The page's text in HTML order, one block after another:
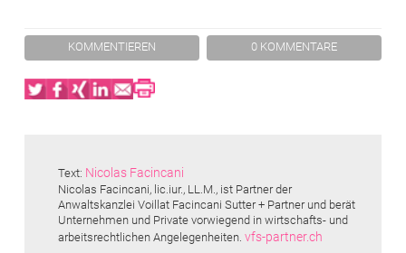
KOMMENTIEREN 0 KOMMENTARE
Twitter
Facebook
XING
LinkedIn
Email
Print
Text: Nicolas Facincani
Nicolas Facincani, lic.iur., LL.M., ist Partner der
Anwaltskanzlei Voillat Facincani Sutter + Partner und berät
Unternehmen und Private vorwiegend in wirtschafts- und
arbeitsrechtlichen Angelegenheiten. vfs-partner.ch